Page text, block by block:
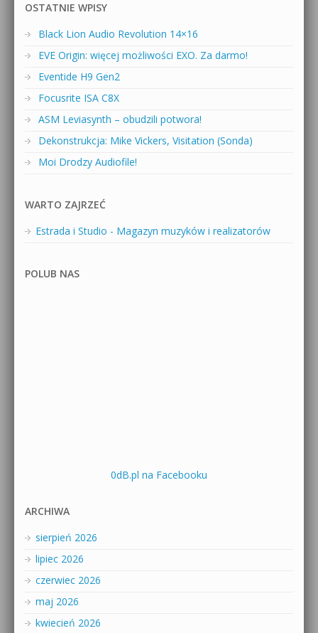
OSTATNIE WPISY
Black Lion Audio Revolution 14×16
EVE Origin: więcej możliwości EXO. Za darmo!
Eventide H9 Gen2
Focusrite ISA C8X
ASM Leviasynth – obudzili potwora!
Dekonstrukcja: Mike Vickers, Visitation (Sonda)
Moi Drodzy Audiofile!
WARTO ZAJRZEĆ
Estrada i Studio - Magazyn muzyków i realizatorów
POLUB NAS
0dB.pl na Facebooku
ARCHIWA
sierpień 2026
lipiec 2026
czerwiec 2026
maj 2026
kwiecień 2026